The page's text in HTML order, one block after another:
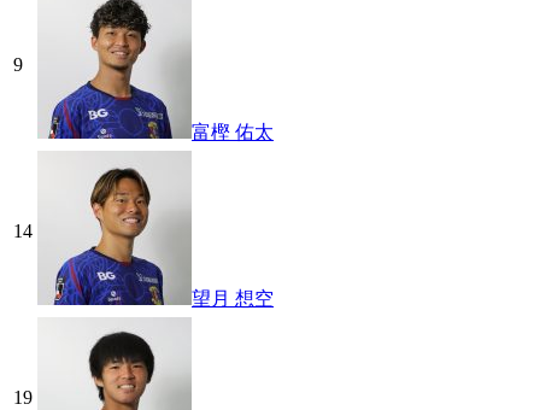
9
富樫 佑太
14
望月 想空
19